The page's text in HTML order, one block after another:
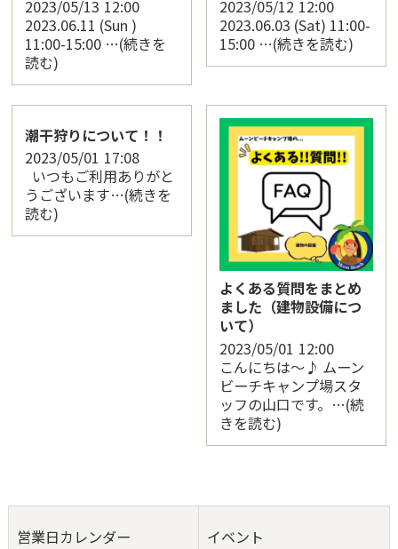
2023/05/13 12:00
2023.06.11 (Sun )
11:00-15:00 …(続きを
読む)
2023/05/12 12:00
2023.06.03 (Sat) 11:00-
15:00 …(続きを読む)
潮干狩りについて！！
2023/05/01 17:08
いつもご利用ありがと
うございます…(続きを
読む)
よくある質問をまとめ
ました（建物設備につ
いて）
2023/05/01 12:00
こんにちは〜♪ ムーン
ビーチキャンプ場スタ
ッフの山口です。…(続
きを読む)
営業日カレンダー イベント